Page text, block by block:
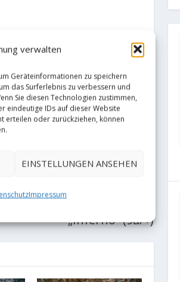
verwalten
Geräteinformationen zu speichern
das Surferlebnis zu verbessern und
Sie diesen Technologien zustimmen,
eindeutige IDs auf dieser Website
erteilen oder zurückziehen, können
EINSTELLUNGEN ANSEHEN
Impressum
Rohr mit Erstbegehung
„Inferno“ (9a/+)